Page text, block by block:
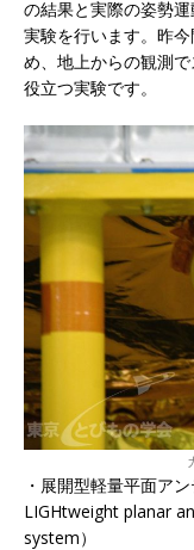
の結果と実際の姿勢
実験を行います。昨
め、地上からの観測
役立つ実験です。
・展開型軽量平面ア
LIGHtweight planar
system）